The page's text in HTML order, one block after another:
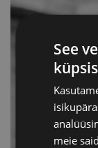
See
meie